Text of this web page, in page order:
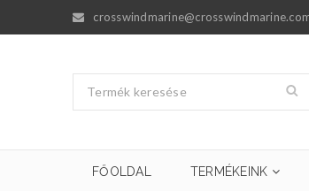
FŐOLDAL TERMÉKEINK